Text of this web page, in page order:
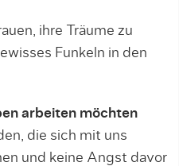
ihre Träume zu
Funkeln in den
arbeiten möchten
die sich mit uns
und keine Angst davor